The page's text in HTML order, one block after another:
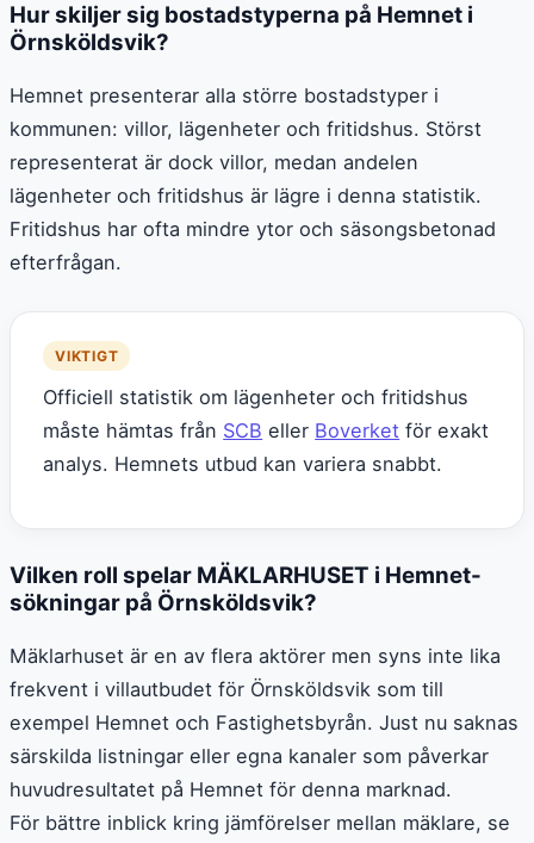
Hur skiljer sig bostadstyperna på Hemnet i
Örnsköldsvik?
Hemnet presenterar alla större bostadstyper i
kommunen: villor, lägenheter och fritidshus. Störst
representerat är dock villor, medan andelen
lägenheter och fritidshus är lägre i denna statistik.
Fritidshus har ofta mindre ytor och säsongsbetonad
efterfrågan.
VIKTIGT
Officiell statistik om lägenheter och fritidshus
måste hämtas från SCB eller Boverket för exakt
analys. Hemnets utbud kan variera snabbt.
Vilken roll spelar MÄKLARHUSET i Hemnet-
sökningar på Örnsköldsvik?
Mäklarhuset är en av flera aktörer men syns inte lika
frekvent i villautbudet för Örnsköldsvik som till
exempel Hemnet och Fastighetsbyrån. Just nu saknas
särskilda listningar eller egna kanaler som påverkar
huvudresultatet på Hemnet för denna marknad.
För bättre inblick kring jämförelser mellan mäklare, se